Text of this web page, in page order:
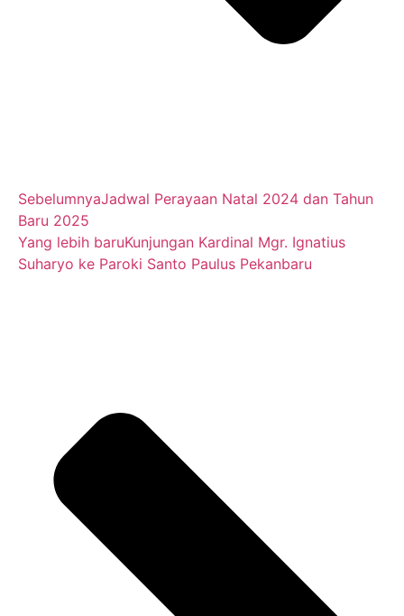
SebelumnyaJadwal Perayaan Natal 2024 dan Tahun
Baru 2025
Yang lebih baruKunjungan Kardinal Mgr. Ignatius
Suharyo ke Paroki Santo Paulus Pekanbaru